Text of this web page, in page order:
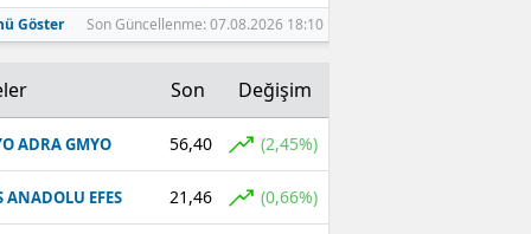
Nevşehir
Rize
Sakarya
Göster Son Güncellenme: 07.08.2026 18:10
Son Değişim
ADRA GMYO 56,40 (2,45%)
ANADOLU EFES 21,46 (0,66%)